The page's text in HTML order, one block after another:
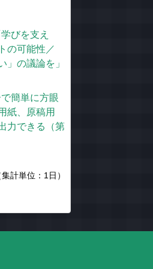
びを支え
の可能性／
の議論を」
簡単に方眼
紙、原稿用
力できる（第
集計単位：1日）